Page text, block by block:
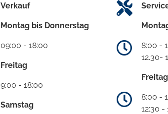
Verkauf
Montag bis Donnerstag
09:00 - 18:00
Freitag
9:00 - 18:00
Samstag
8:00 -
12.30-
Freitag
8:00 -
12:30 -